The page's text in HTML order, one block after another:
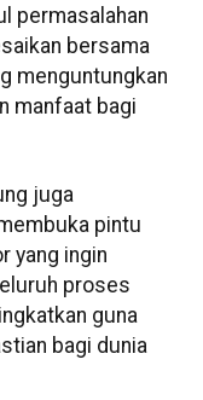
permasalahan
bersama
menguntungkan
manfaat bagi
juga
pintu
yang ingin
proses
guna
bagi dunia